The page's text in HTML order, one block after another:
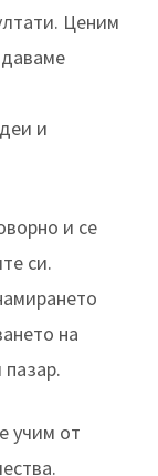
Ценим
и
и се
си.
на
учим от